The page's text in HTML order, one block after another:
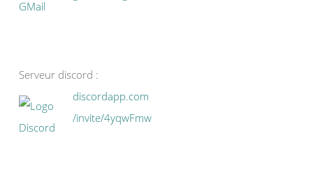
Serveur discord :
discordapp.com
/invite/4yqwFmw